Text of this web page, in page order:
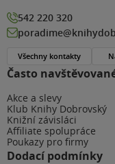
Často
Akce a slevy
Klub Knihy Dobrovský
Knižní závisláci
Affiliate spolupráce
Poukazy pro firmy
Dodací podmínky
542 220 320
Všechny kontakty